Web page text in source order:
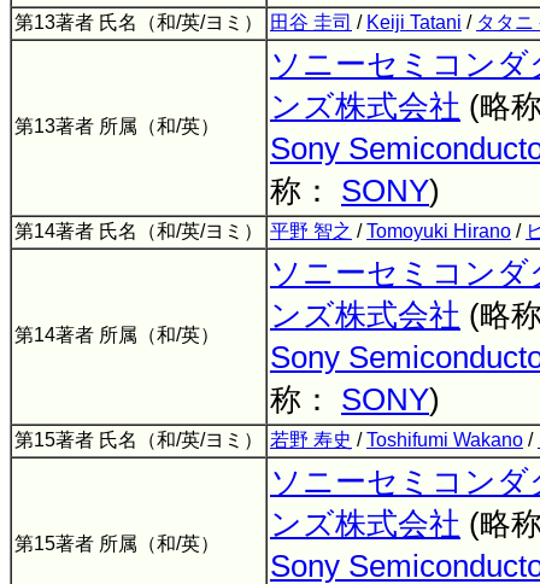
第13著者 氏名（和/英/ヨミ） 田谷 圭司 / Keiji Tatani / タタニ
第13著者 所属（和/英）
ソニーセミコン
ンズ株式会社 (略
Sony
称： SONY)
第14著者 氏名（和/英/ヨミ） 平野 智之 /Tomoyuki Hirano /
第14著者 所属（和/英）
ソニーセミコン
ンズ株式会社 (略
Sony
称： SONY)
第15著者 氏名（和/英/ヨミ） 若野 寿史 /Toshifumi Wakano /
第15著者 所属（和/英）
ソニーセミコン
ンズ株式会社 (略
Sony